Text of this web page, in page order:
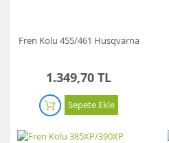
Fren Kolu 455/461 Husqvarna
1.349,70 TL
Sepete Ekle